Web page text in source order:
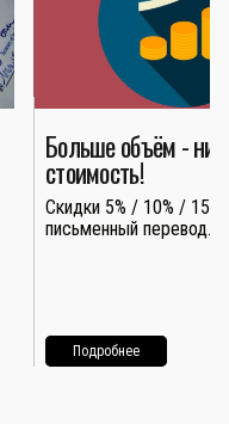
Больше объём -
стоимость!
Скидки 5% / 10% / 15%
письменный перевод.
Подробнее